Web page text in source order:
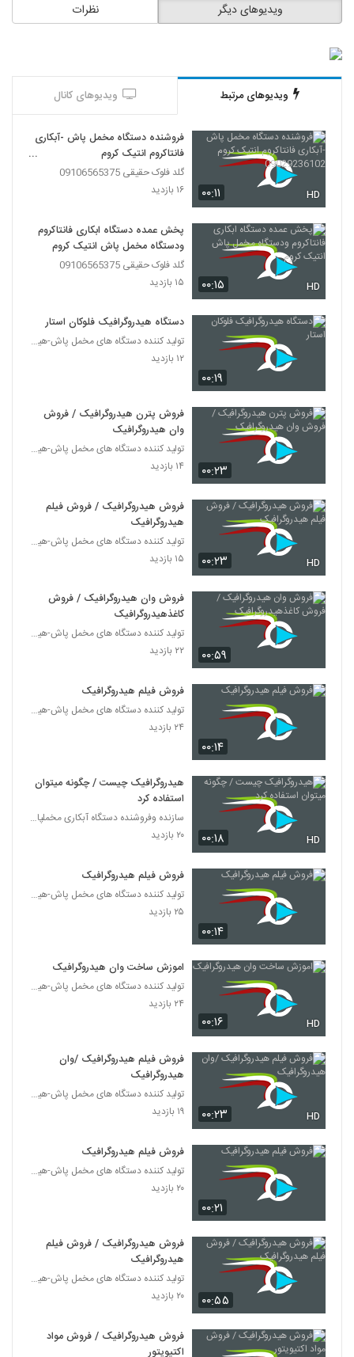
نظرات ویدیوهای دیگر
ویدیوهای مرتبط ویدیوهای کانال
۰۰:۱۱ HD
فروشنده دستگاه مخمل پاش -آبکاری
فانتاکروم انتیک کروم
09029236102
گلد فلوک حقیقی 09106565375
۱۶ بازدید
۰۰:۱۵ HD
پخش عمده دستگاه ابکاری فانتاکروم
ودستگاه مخمل پاش انتیک کروم
گلد فلوک حقیقی 09106565375
۱۵ بازدید
۰۰:۱۹
دستگاه هیدروگرافیک فلوکان استار
تولید کننده دستگاه های مخمل پاش-هیدروگرافیک-ابکاری
۱۲ بازدید
۰۰:۲۳
فروش پترن هیدروگرافیک / فروش
وان هیدروگرافیک
تولید کننده دستگاه های مخمل پاش-هیدروگرافیک-ابکاری
۱۴ بازدید
۰۰:۲۳ HD
فروش هیدروگرافیک / فروش فیلم
هیدروگرافیک
تولید کننده دستگاه های مخمل پاش-هیدروگرافیک-ابکاری
۱۵ بازدید
۰۰:۵۹
فروش وان هیدروگرافیک / فروش
کاغذهیدروگرافیک
تولید کننده دستگاه های مخمل پاش-هیدروگرافیک-ابکاری
۲۲ بازدید
۰۰:۱۴
فروش فیلم هیدروگرافیک
تولید کننده دستگاه های مخمل پاش-هیدروگرافیک-ابکاری
۲۴ بازدید
۰۰:۱۸ HD
هیدروگرافیک چیست / چگونه میتوان
استفاده کرد
سازنده وفروشنده دستگاه آبکاری مخملپاش هیدروگرافیک
۲۰ بازدید
۰۰:۱۴
فروش فیلم هیدروگرافیک
تولید کننده دستگاه های مخمل پاش-هیدروگرافیک-ابکاری
۲۵ بازدید
۰۰:۱۶ HD
اموزش ساخت وان هیدروگرافیک
تولید کننده دستگاه های مخمل پاش-هیدروگرافیک-ابکاری
۲۴ بازدید
۰۰:۲۳ HD
فروش فیلم هیدروگرافیک /وان
هیدروگرافیک
تولید کننده دستگاه های مخمل پاش-هیدروگرافیک-ابکاری
۱۹ بازدید
۰۰:۲۱
فروش فیلم هیدروگرافیک
تولید کننده دستگاه های مخمل پاش-هیدروگرافیک-ابکاری
۲۰ بازدید
۰۰:۵۵
فروش هیدروگرافیک / فروش فیلم
هیدروگرافیک
تولید کننده دستگاه های مخمل پاش-هیدروگرافیک-ابکاری
۲۰ بازدید
فروش هیدروگرافیک / فروش مواد
اکتیویتور